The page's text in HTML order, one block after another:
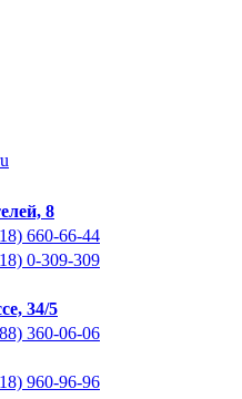
8
660-66-44
0-309-309
34/5
360-06-06
960-96-96